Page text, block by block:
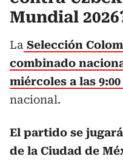
Mundial
La Selección
combinado
miércoles a las
nacional.
El partido se
de la Ciudad de